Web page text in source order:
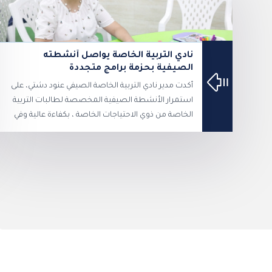
نادي التربية الخاصة يواصل أنشطته
الصيفية بحزمة برامج متجددة
أكدت مدير نادي التربية الخاصة الصيفي عنود دشتي، على
استمرار الأنشطة الصيفية المخصصة لطالبات التربية
الخاصة من ذوي الاحتياجات الخاصة ، بكفاءة عالية وفي
جو آمن وبيئة تعليمية محفزة ،بما يتناسب مع قدراتهن